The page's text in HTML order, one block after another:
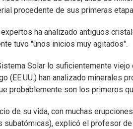
procedente de sus primeras
ha analizado antiguos
tuvo "unos inicios muy agitados".
Solar lo suficientemente
(EE.UU.) han analizado minerales
probablemente son los primeros
de su vida, con muchas
subatómicas), explicó el profesor